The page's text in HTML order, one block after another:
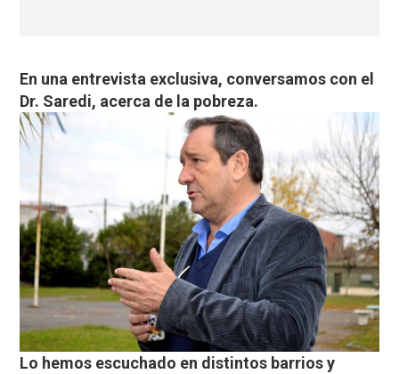
En una entrevista exclusiva, conversamos con el
Dr. Saredi, acerca de la pobreza.
Lo hemos escuchado en distintos barrios y